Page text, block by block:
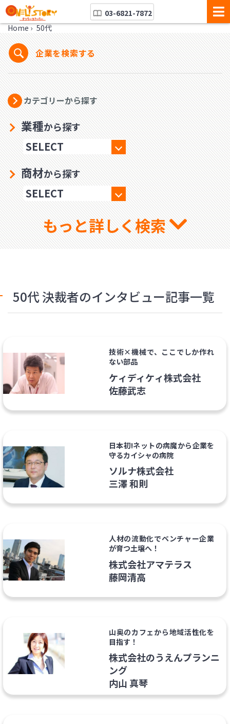
03-6821-7872
Home › 50代
企業を検索する
カテゴリーから探す
業種から探す
商材から探す
もっと詳しく検索
50代 決裁者のインタビュー記事一覧
技術×機械で、ここでしか作れ
ない部品
ケィディケィ株式会社
佐藤武志
日本初!ネットの病魔から企業を
守るカイシャの病院
ソルナ株式会社
三澤 和則
人材の流動化でベンチャー企業
が育つ土壌へ！
株式会社アマテラス
藤岡清高
山奥のカフェから地域活性化を
目指す！
株式会社のうえんプランニ
ング
内山 真琴